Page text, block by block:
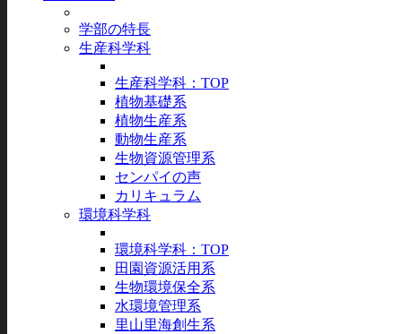
学部の特長
生産科学科
生産科学科：TOP
植物基礎系
植物生産系
動物生産系
生物資源管理系
センパイの声
カリキュラム
環境科学科
環境科学科：TOP
田園資源活用系
生物環境保全系
水環境管理系
里山里海創生系